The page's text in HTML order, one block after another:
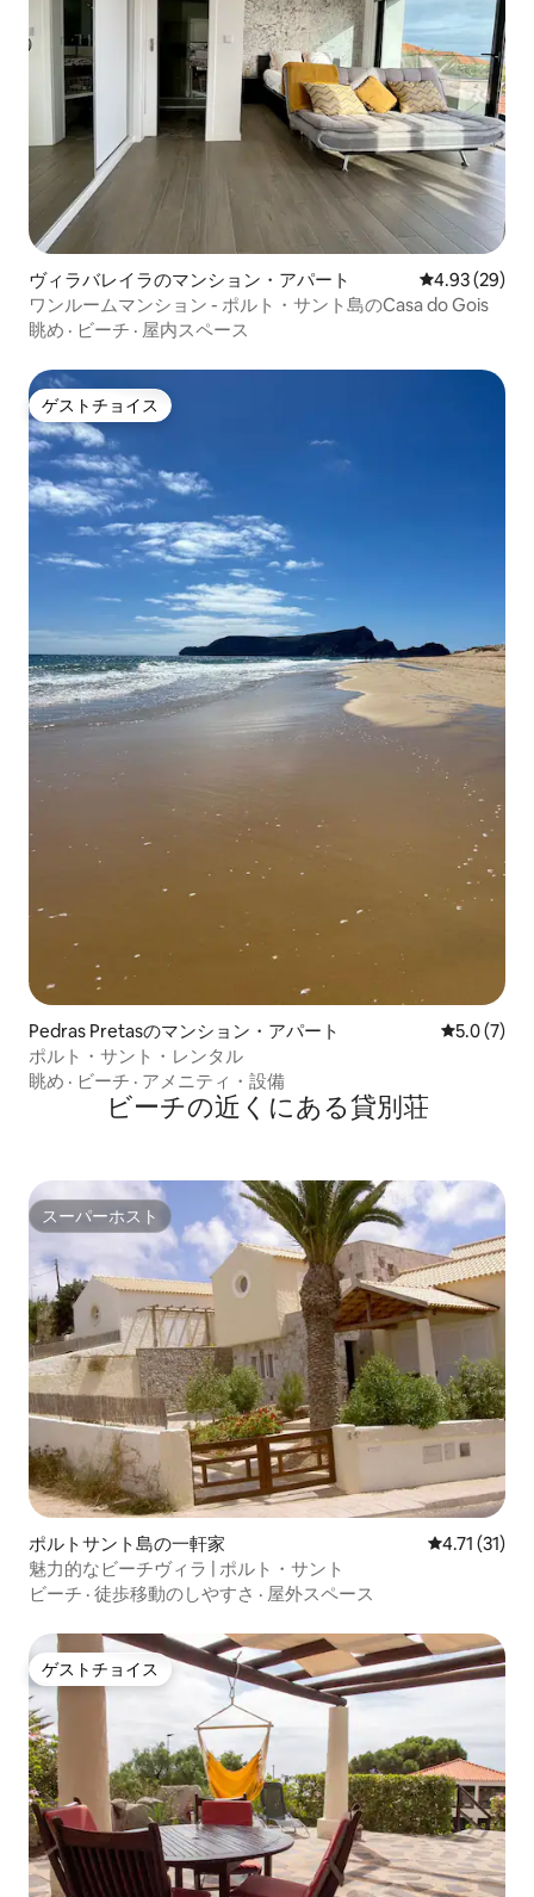
ヴィラバレイラのマンション・アパート レビュー29
4.93 (29)
ワンルームマンション - ポルト・サント島のCasa do Gois
眺め · ビーチ · 屋内スペース
ゲストチョイス
ゲストチョイス
Pedras Pretasのマンション・アパート レビュー7
5.0 (7)
ポルト・サント・レンタル
眺め · ビーチ · アメニティ・設備
ビーチの近くにある貸別荘
スーパーホスト
スーパーホスト
ポルトサント島の一軒家 レビュー31
4.71 (31)
魅力的なビーチヴィラ | ポルト・サント
ビーチ · 徒歩移動のしやすさ · 屋外スペース
ゲストチョイス
ゲストチョイス